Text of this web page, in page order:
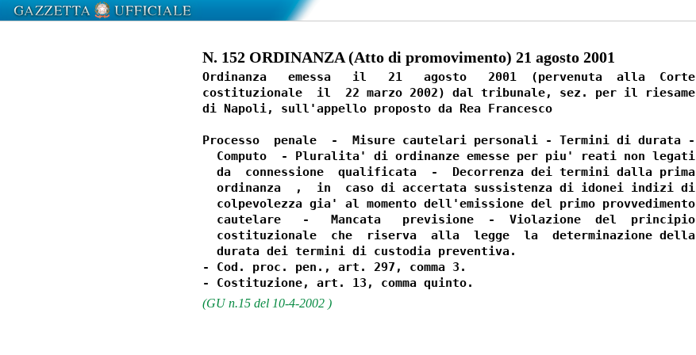
N. 152 ORDINANZA (Atto di promovimento) 21 agosto 2001
Ordinanza   emessa   il   21   agosto   2001  (pervenuta  alla  Corte
costituzionale  il  22 marzo 2002) dal tribunale, sez. per il riesame
di Napoli, sull'appello proposto da Rea Francesco
Processo  penale  -  Misure cautelari personali - Termini di durata -
  Computo  - Pluralita' di ordinanze emesse per piu' reati non legati
  da  connessione  qualificata  -  Decorrenza dei termini dalla prima
  ordinanza  ,  in  caso di accertata sussistenza di idonei indizi di
  colpevolezza gia' al momento dell'emissione del primo provvedimento
  cautelare   -   Mancata   previsione  -  Violazione  del  principio
  costituzionale  che  riserva  alla  legge  la  determinazione della
  durata dei termini di custodia preventiva.
- Cod. proc. pen., art. 297, comma 3.
(GU n.15 del 10-4-2002 )